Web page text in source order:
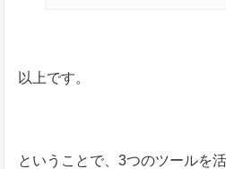
以上です。
ということで、3つのツールを